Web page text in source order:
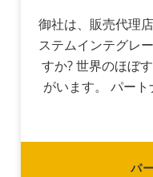
御社は、販売代理
ステムインテグレ
すか? 世界のほぼ
がいます。 パー
パ